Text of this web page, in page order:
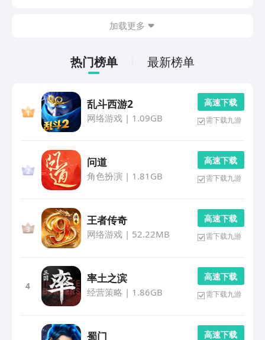
加载更多
热门榜单 最新榜单
乱斗西游2
网络游戏| 1.09GB
高 速 下 载
需下载九游
问道
角色扮演 | 1.81GB
高 速 下 载
需下载九游
王者传奇
网络游戏| 52.22MB
高 速 下 载
需下载九游
4
率土之滨
经营策略 | 1.86GB
高 速 下 载
需下载九游
蜀门 高 速 下 载